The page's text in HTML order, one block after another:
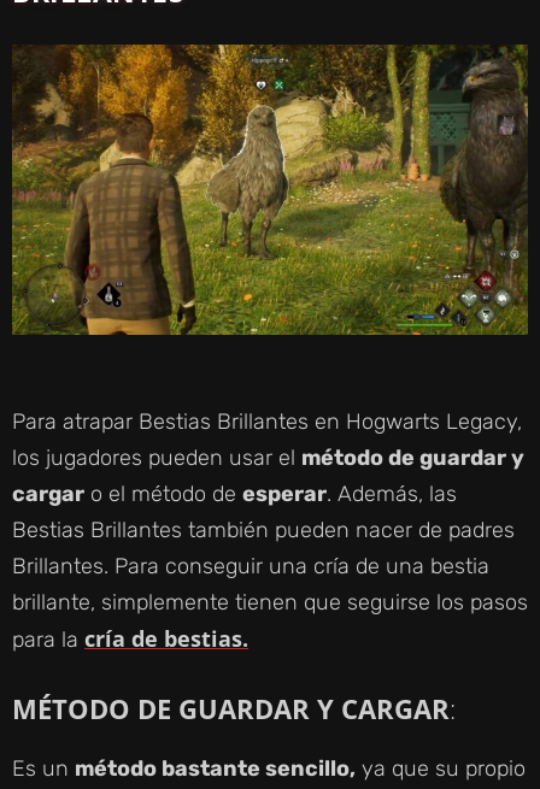
Para atrapar Bestias Brillantes en Hogwarts Legacy,
los jugadores pueden usar el método de guardar y
cargar o el método de esperar. Además, las
Bestias Brillantes también pueden nacer de padres
Brillantes. Para conseguir una cría de una bestia
brillante, simplemente tienen que seguirse los pasos
para la cría de bestias.
MÉTODO DE GUARDAR Y CARGAR:
Es un método bastante sencillo, ya que su propio